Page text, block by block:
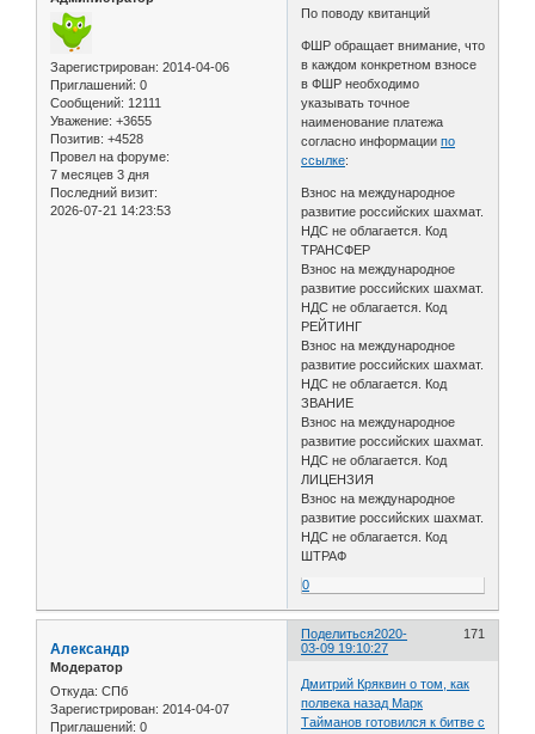
Зарегистрирован: 2014-04-06
Приглашений: 0
Сообщений: 12111
Уважение: +3655
Позитив: +4528
Провел на форуме:
7 месяцев 3 дня
Последний визит:
2026-07-21 14:23:53
По поводу квитанций
ФШР обращает внимание, что
в каждом конкретном взносе
в ФШР необходимо
указывать точное
наименование платежа
согласно информациипо
ссылке:
Взнос на международное
развитие российских шахмат.
НДС не облагается. Код
ТРАНСФЕР
Взнос на международное
развитие российских шахмат.
НДС не облагается. Код
РЕЙТИНГ
Взнос на международное
развитие российских шахмат.
НДС не облагается. Код
ЗВАНИЕ
Взнос на международное
развитие российских шахмат.
НДС не облагается. Код
ЛИЦЕНЗИЯ
Взнос на международное
развитие российских шахмат.
НДС не облагается. Код
ШТРАФ
0
Поделиться 171
2020-
03-09 19:10:27
Александр
Модератор
Откуда: СПб
Зарегистрирован: 2014-04-07
Приглашений: 0
Дмитрий Кряквин о том, как
полвека назад Марк
Тайманов готовился к битве с